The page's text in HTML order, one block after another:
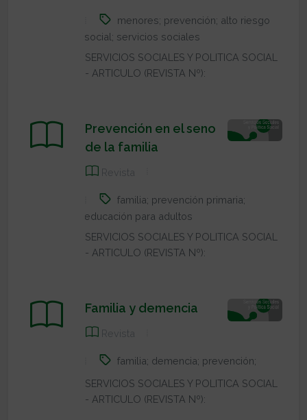
menores; prevención; alto riesgo
social; servicios sociales
SERVICIOS SOCIALES Y POLITICA SOCIAL
- ARTICULO (REVISTA Nº):
Prevención en el seno
de la familia
Revista
familia; prevención primaria;
educación para adultos
SERVICIOS SOCIALES Y POLITICA SOCIAL
- ARTICULO (REVISTA Nº):
Familia y demencia
Revista
familia; demencia; prevención;
SERVICIOS SOCIALES Y POLITICA SOCIAL
- ARTICULO (REVISTA Nº):